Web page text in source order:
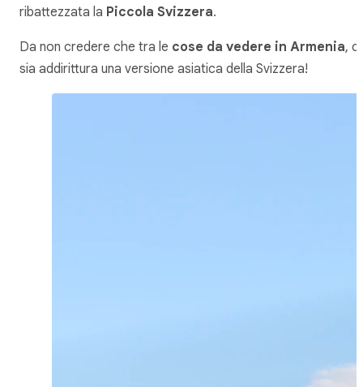
ribattezzata la Piccola Svizzera.
Da non credere che tra le cose da vedere in Armenia, ci
sia addirittura una versione asiatica della Svizzera!